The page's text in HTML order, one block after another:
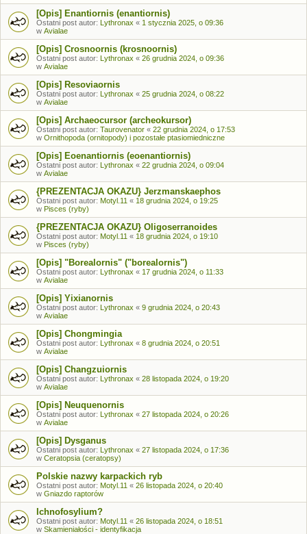
[Opis] Enantiornis (enantiornis)
Ostatni post autor: Lythronax « 1 stycznia 2025, o 09:36
w Avialae
[Opis] Crosnoornis (krosnoornis)
Ostatni post autor: Lythronax « 26 grudnia 2024, o 09:36
w Avialae
[Opis] Resoviaornis
Ostatni post autor: Lythronax « 25 grudnia 2024, o 08:22
w Avialae
[Opis] Archaeocursor (archeokursor)
Ostatni post autor: Taurovenator « 22 grudnia 2024, o 17:53
w Ornithopoda (ornitopody) i pozostałe ptasiomiedniczne
[Opis] Eoenantiornis (eoenantiornis)
Ostatni post autor: Lythronax « 22 grudnia 2024, o 09:04
w Avialae
{PREZENTACJA OKAZU} Jerzmanskaephos
Ostatni post autor: Motyl.11 « 18 grudnia 2024, o 19:25
w Pisces (ryby)
{PREZENTACJA OKAZU} Oligoserranoides
Ostatni post autor: Motyl.11 « 18 grudnia 2024, o 19:10
w Pisces (ryby)
[Opis] "Borealornis" ("borealornis")
Ostatni post autor: Lythronax « 17 grudnia 2024, o 11:33
w Avialae
[Opis] Yixianornis
Ostatni post autor: Lythronax « 9 grudnia 2024, o 20:43
w Avialae
[Opis] Chongmingia
Ostatni post autor: Lythronax « 8 grudnia 2024, o 20:51
w Avialae
[Opis] Changzuiornis
Ostatni post autor: Lythronax « 28 listopada 2024, o 19:20
w Avialae
[Opis] Neuquenornis
Ostatni post autor: Lythronax « 27 listopada 2024, o 20:26
w Avialae
[Opis] Dysganus
Ostatni post autor: Lythronax « 27 listopada 2024, o 17:36
w Ceratopsia (ceratopsy)
Polskie nazwy karpackich ryb
Ostatni post autor: Motyl.11 « 26 listopada 2024, o 20:40
w Gniazdo raptorów
Ichnofosylium?
Ostatni post autor: Motyl.11 « 26 listopada 2024, o 18:51
w Skamieniałości - identyfikacja